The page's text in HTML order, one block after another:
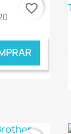
€ ONLINE
favorite_border